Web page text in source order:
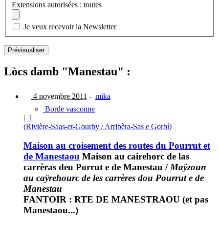
Extensions autorisées : toutes
Je veux recevoir la Newsletter
Lòcs damb "Manestau" :
4 novembre 2011 - mika
Borde vasconne
| 1
(Rivière-Saas-et-Gourby / Arribèra-Sas e Gorbí)
Maison au croisement des routes du Pourrut et
de Manestaou Maison au cairehorc de las
carrèras deu Porrut e de Manestau / Maÿzoun
au caÿrehourc de les carrères dou Pourrut e de
Manestau
FANTOIR : RTE DE MANESTRAOU (et pas
Manestaou...)